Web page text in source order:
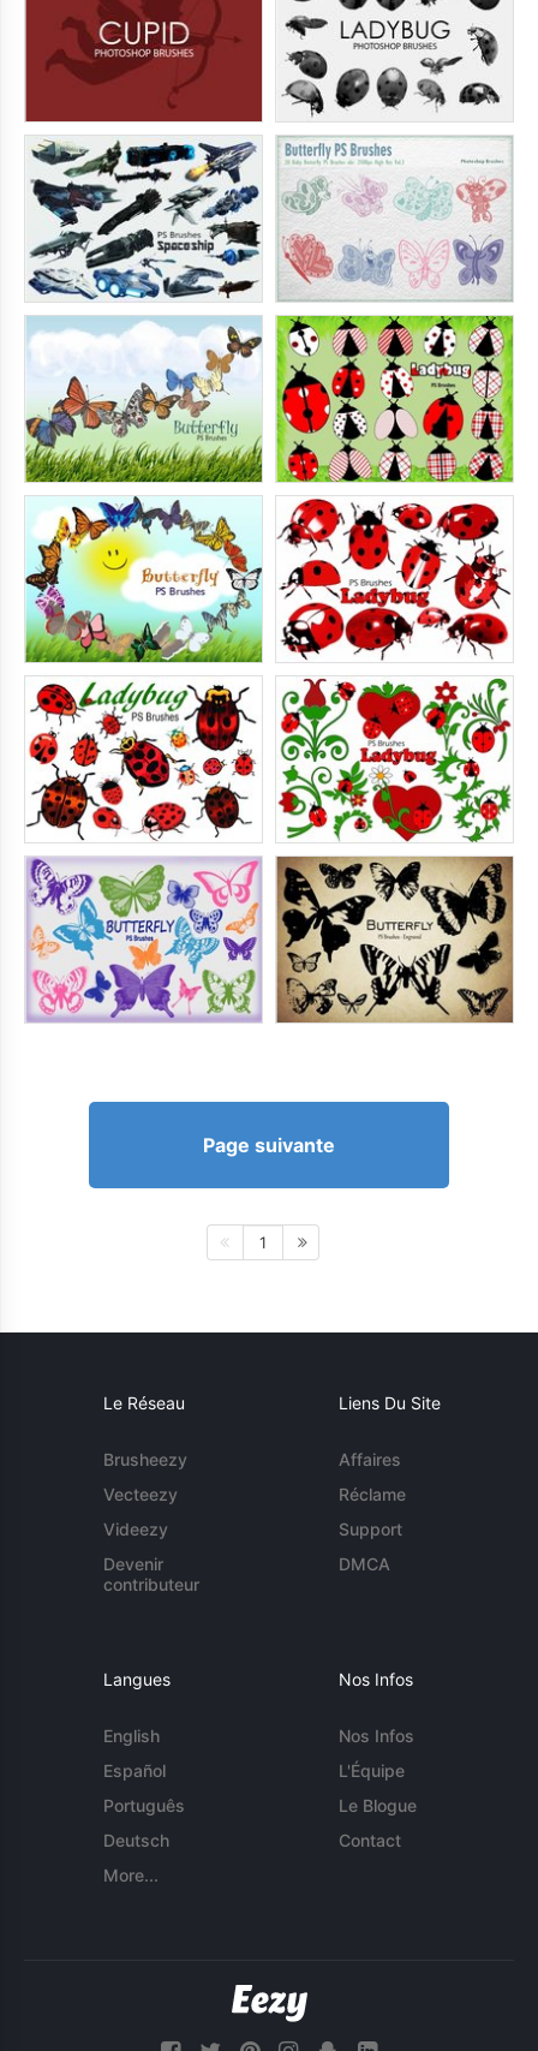
Page suivante
1
Le Réseau
Brusheezy
Vecteezy
Videezy
Devenir
contributeur
Liens Du Site
Affaires
Réclame
Support
DMCA
Langues
English
Español
Português
Deutsch
More...
Nos Infos
Nos Infos
L'Équipe
Le Blogue
Contact